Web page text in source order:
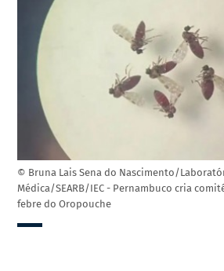
© Bruna Lais Sena do Nascimento/
Médica/SEARB/IEC - Pernambuco cria
febre do Oropouche